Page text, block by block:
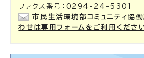
ファクス番号：0294-24-5301
市民生活環境部コミュニティ協
わせは専用フォームをご利用ください